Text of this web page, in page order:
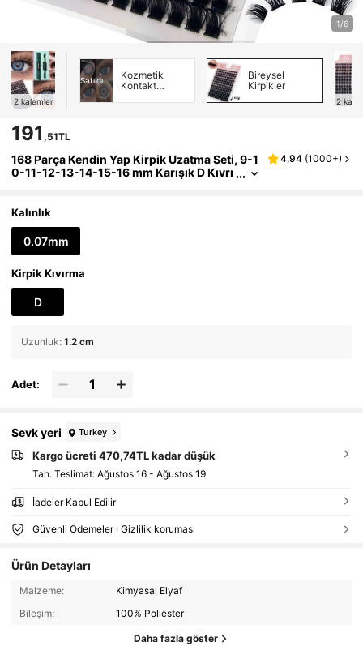
1/6
2 kalemler
Satıldı
Kozmetik
Kontakt
Bireysel
Kirpikler
2
191 ,51TL
168 Parça Kendin Yap Kirpik Uzatma Seti, 9-1
0-11-12-13-14-15-16 mm Karışık D Kıvrı
kler, Takma Kirpikler
4,94 (1000+)
Kalınlık
0.07mm
Kirpik Kıvırma
D
Uzunluk: 1.2 cm
Adet:
Sevk yeri Turkey
Kargo ücreti 470,74TL kadar düşük
Tah. Teslimat: Ağustos 16 - Ağustos 19
İadeler Kabul Edilir
Güvenli Ödemeler · Gizlilik koruması
Ürün Detayları
Malzeme:
Kimyasal Elyaf
Bileşim:
100% Poliester
Daha fazla göster